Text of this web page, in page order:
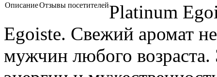
ОписаниеОтзывы посетителейPlatinum
Egoiste. Свежий аромат
мужчин любого